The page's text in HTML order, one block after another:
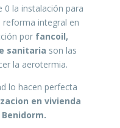
0 la instalación para
integral en
por fancoil,
sanitaria son las
la aerotermia.
lo hacen perfecta
en vivienda